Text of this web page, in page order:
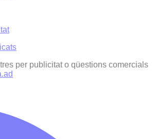
per publicitat o qüestions comercials